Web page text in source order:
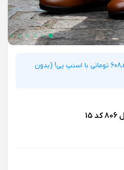
4 قسط ماهانه 608,500 تومانی با اسنپ پی! (بدون